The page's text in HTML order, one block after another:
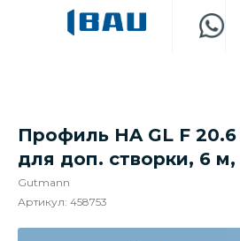
Профиль HA GL F
для доп. створки, 6
Gutmann
Артикул: 458753